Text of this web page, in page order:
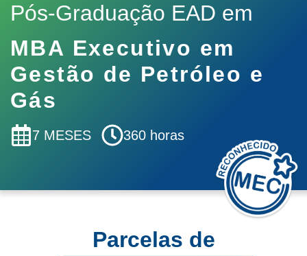
Pós-Graduação EAD em
MBA Executivo em
Gestão de Petróleo e
Gás
7 MESES 360 horas
Parcelas de